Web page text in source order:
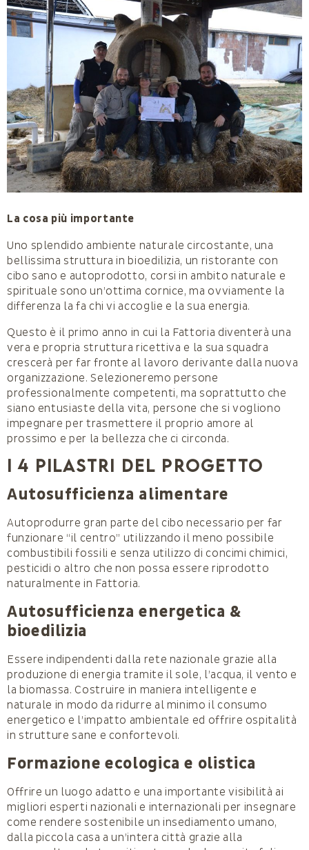
La cosa più importante
Uno splendido ambiente naturale circostante, una
bellissima struttura in bioedilizia, un ristorante con
cibo sano e autoprodotto, corsi in ambito naturale e
spirituale sono un’ottima cornice, ma ovviamente la
differenza la fa chi vi accoglie e la sua energia.
Questo è il primo anno in cui la Fattoria diventerà una
vera e propria struttura ricettiva e la sua squadra
crescerà per far fronte al lavoro derivante dalla nuova
organizzazione. Selezioneremo persone
professionalmente competenti, ma soprattutto che
siano entusiaste della vita, persone che si vogliono
impegnare per trasmettere il proprio amore al
prossimo e per la bellezza che ci circonda.
I 4 pilastri del progetto
Autosufficienza alimentare
Autoprodurre gran parte del cibo necessario per far
funzionare “il centro” utilizzando il meno possibile
combustibili fossili e senza utilizzo di concimi chimici,
pesticidi o altro che non possa essere riprodotto
naturalmente in Fattoria.
Autosufficienza energetica &
bioedilizia
Essere indipendenti dalla rete nazionale grazie alla
produzione di energia tramite il sole, l’acqua, il vento e
la biomassa. Costruire in maniera intelligente e
naturale in modo da ridurre al minimo il consumo
energetico e l’impatto ambientale ed offrire ospitalità
in strutture sane e confortevoli.
Formazione ecologica e olistica
Offrire un luogo adatto e una importante visibilità ai
migliori esperti nazionali e internazionali per insegnare
come rendere sostenibile un insediamento umano,
dalla piccola casa a un’intera città grazie alla